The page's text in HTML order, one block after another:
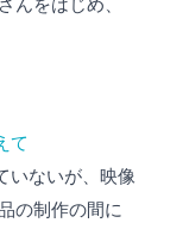
て
いないが、映像
の制作の間に